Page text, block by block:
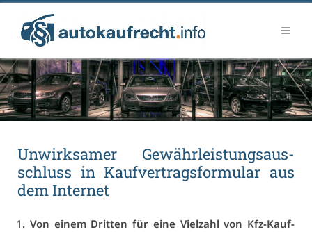
Un­wirk­sa­mer Ge­währ­leis­tungs­aus­
schluss in Kauf­ver­trags­for­mu­lar aus
dem In­ter­net
Von ei­nem Drit­ten für ei­ne Viel­zahl von Kfz-Kauf­